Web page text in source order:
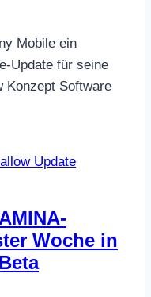
Mobile ein
Update für seine
Konzept Software
Woche in